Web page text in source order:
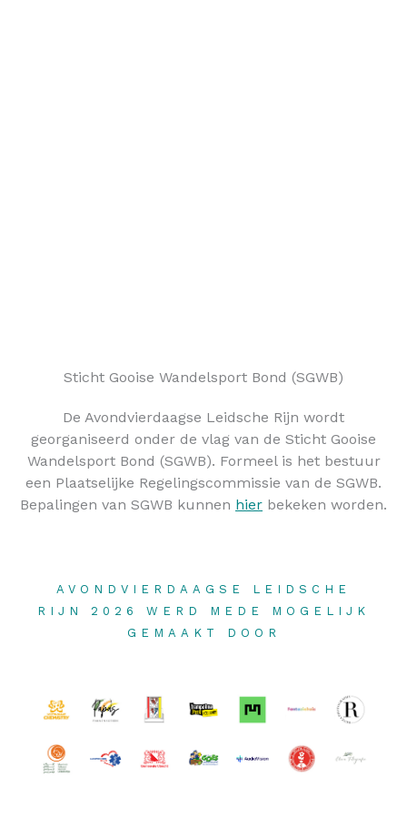
Sticht Gooise Wandelsport Bond (SGWB)
De Avondvierdaagse Leidsche Rijn wordt
georganiseerd onder de vlag van de Sticht Gooise
Wandelsport Bond (SGWB). Formeel is het bestuur
een Plaatselijke Regelingscommissie van de SGWB.
Bepalingen van SGWB kunnen hier bekeken worden.
AVONDVIERDAAGSE LEIDSCHE
RIJN 2026 WERD MEDE MOGELIJK
GEMAAKT DOOR